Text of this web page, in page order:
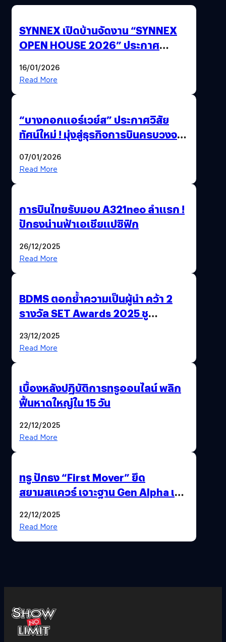
SYNNEX เปิดบ้านจัดงาน “SYNNEX
OPEN HOUSE 2026” ประกาศ
ได้ 53,000 ล้านบาท
16/01/2026
Read More
“บางกอกแอร์เวย์ส” ประกาศวิสัย
ทัศน์ใหม่ ! มุ่งสู่ธุรกิจการบินครบวงจร
สังคม
07/01/2026
Read More
การบินไทยรับมอบ A321neo ลำแรก !
ปักธงน่านฟ้าเอเชียแปซิฟิก
26/12/2025
Read More
BDMS ตอกย้ำความเป็นผู้นำ คว้า 2
รางวัล SET Awards 2025 ชู
สุขภาพไทยสู่ความยั่งยืน
23/12/2025
Read More
เบื้องหลังปฏิบัติการทรูออนไลน์ พลิก
ฟื้นหาดใหญ่ใน 15 วัน
22/12/2025
Read More
ทรู ปักธง “First Mover” ยึด
สยามสแควร์ เจาะฐาน Gen Alpha เมื่อ
ยุคถัดไป
22/12/2025
Read More